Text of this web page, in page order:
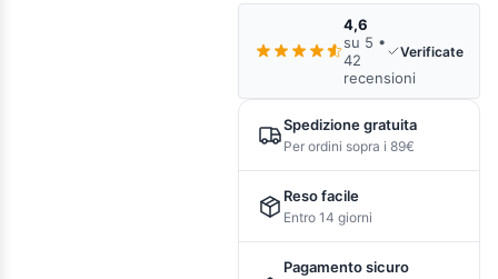
4,6
su 5 •
42
recensioni
Verificate
Spedizione gratuita
Per ordini sopra i 89€
Reso facile
Entro 14 giorni
Pagamento sicuro